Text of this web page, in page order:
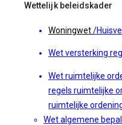
Wettelijk beleidskader
Woningwet/
Wet versterking
Wet ruimtelijke
regels ruimtelijke
ruimtelijke
Wet algemene